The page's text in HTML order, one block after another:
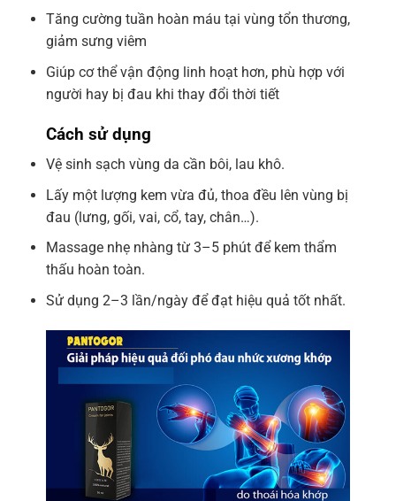
Tăng cường tuần hoàn máu tại vùng tổn thương,
giảm sưng viêm
Giúp cơ thể vận động linh hoạt hơn, phù hợp với
người hay bị đau khi thay đổi thời tiết
Cách sử dụng
Vệ sinh sạch vùng da cần bôi, lau khô.
Lấy một lượng kem vừa đủ, thoa đều lên vùng bị
đau (lưng, gối, vai, cổ, tay, chân…).
Massage nhẹ nhàng từ 3–5 phút để kem thẩm
thấu hoàn toàn.
Sử dụng 2–3 lần/ngày để đạt hiệu quả tốt nhất.